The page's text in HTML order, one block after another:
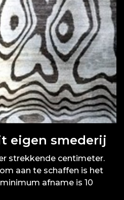
eigen smederij
strekkende centimeter.
aan te schaffen is het
afname is 10